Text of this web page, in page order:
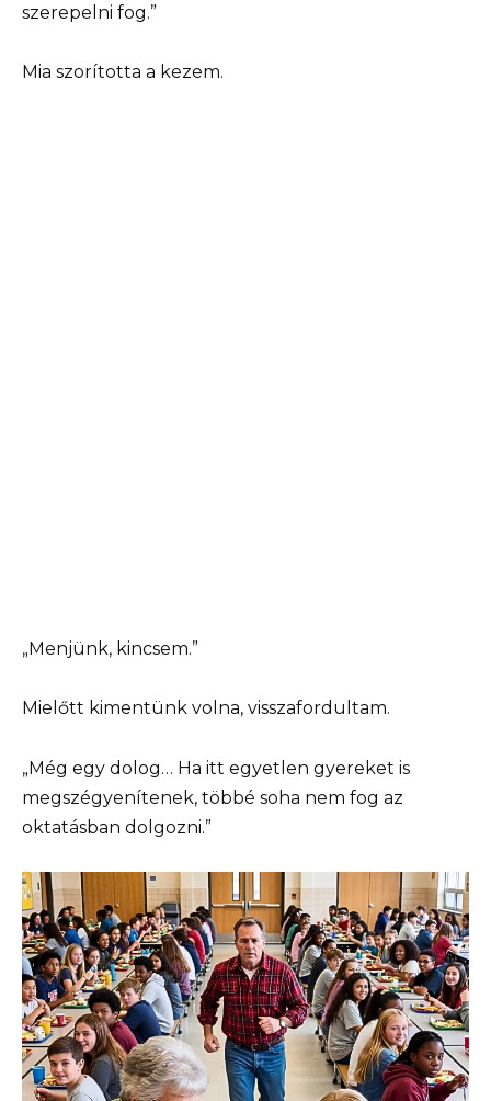
szerepelni fog.”
Mia szorította a kezem.
„Menjünk, kincsem.”
Mielőtt kimentünk volna, visszafordultam.
„Még egy dolog… Ha itt egyetlen gyereket is
megszégyenítenek, többé soha nem fog az
oktatásban dolgozni.”